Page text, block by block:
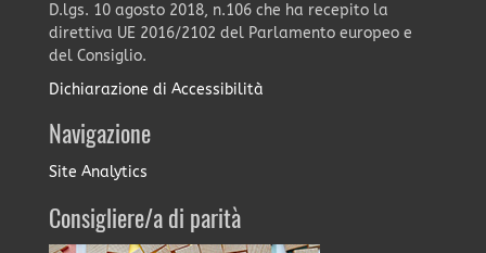
D.lgs. 10 agosto 2018, n.106 che ha recepito la
direttiva UE 2016/2102 del Parlamento europeo e
del Consiglio.
Dichiarazione di Accessibilità
Navigazione
Site Analytics
Consigliere/a di parità